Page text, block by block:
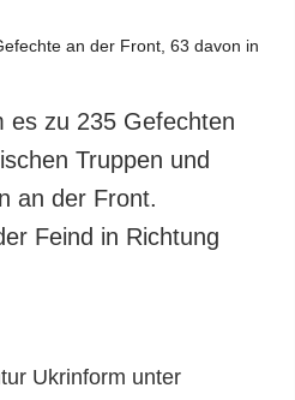
es zu 235 Gefechten
Truppen und
an der Front.
Feind in Richtung
Ukrinform unter